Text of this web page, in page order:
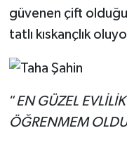
güvenen çift
tatlı kıskançlık
“EN GÜZEL
ÖĞRENMEM OLDU